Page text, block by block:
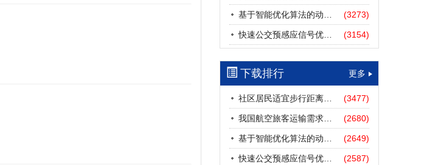
(3273)
快速公交预感应信号优先协调控制策略 (3154)
下载排行 更多
社区居民适宜步行距离阈值研究 (3477)
我国航空旅客运输需求预测——基于计量经济学与系统动力学组合模型 (2680)
(2649)
快速公交预感应信号优先协调控制策略 (2587)